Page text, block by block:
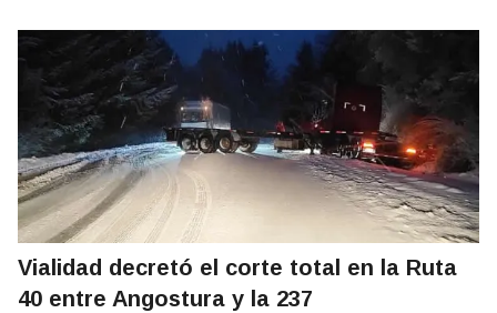
Vialidad decretó el corte total en la Ruta
40 entre Angostura y la 237